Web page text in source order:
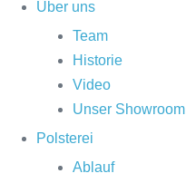
Über uns
Team
Historie
Video
Unser Showroom
Polsterei
Ablauf